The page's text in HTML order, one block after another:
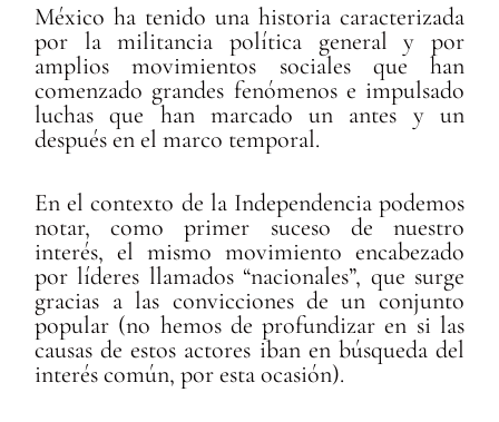
México ha tenido una historia caracterizada
por la militancia política general y por
amplios movimientos sociales que han
comenzado grandes fenómenos e impulsado
luchas que han marcado un antes y un
después en el marco temporal.
En el contexto de la Independencia podemos
notar, como primer suceso de nuestro
interés, el mismo movimiento encabezado
por líderes llamados “nacionales”, que surge
gracias a las convicciones de un conjunto
popular (no hemos de profundizar en si las
causas de estos actores iban en búsqueda del
interés común, por esta ocasión).